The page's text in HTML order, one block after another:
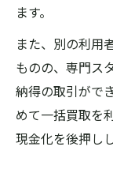
ます。
また、別の利用
ものの、専門ス
納得の取引がで
めて一括買取を
現金化を後押し